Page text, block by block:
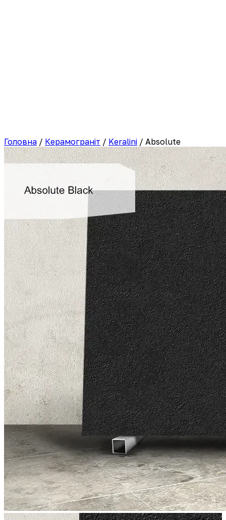
Головна / Керамограніт / Keralini / Absolute